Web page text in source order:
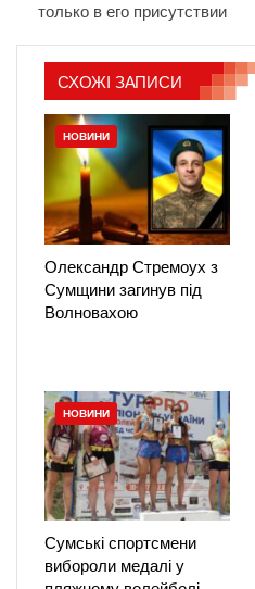
только в его присутствии
СХОЖІ ЗАПИСИ
НОВИНИ
Олександр Стремоух з
Сумщини загинув під
Волновахою
НОВИНИ
Сумські спортсмени
вибороли медалі у